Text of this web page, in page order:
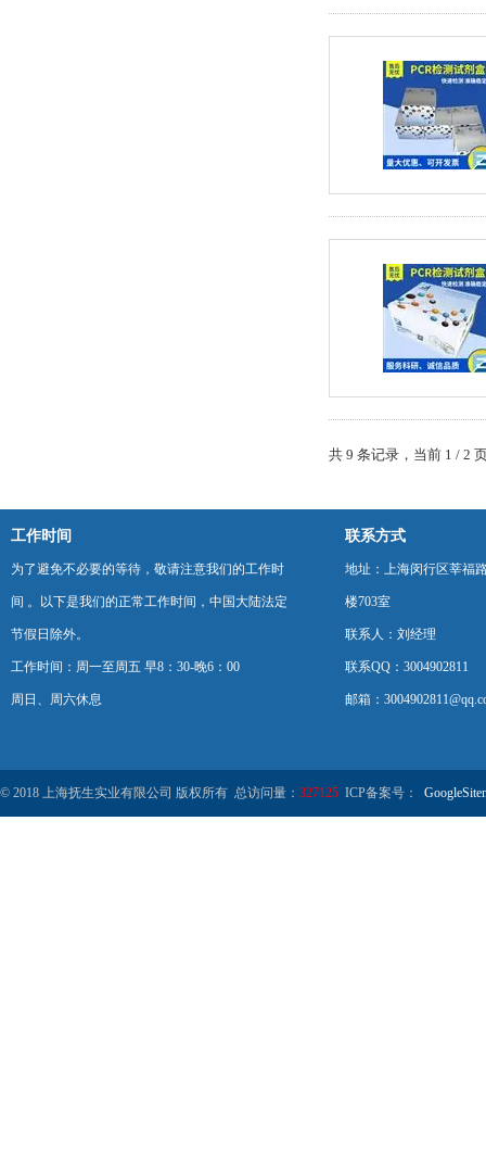
共 9 条记录，当前 1 / 2
工作时间
为了避免不必要的等待，敬请注意我们的工作时
间 。以下是我们的正常工作时间，中国大陆法定
节假日除外。
工作时间：周一至周五 早8：30-晚6：00
周日、周六休息
联系方式
地址：上海闵行区莘福
楼703室
联系人：刘经理
联系QQ：3004902811
邮箱：
© 2018 上海抚生实业有限公司 版权所有 总访问量： 327125 ICP备案号：